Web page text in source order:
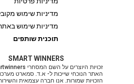
מדיניות שימוש
מדיניות שימוש
תוכנית שותפים
SMART WINNERS
האתר הנוכחי שייכות ל- א.ד. סמארט
הזכויות שמורות. אנו חברה עצמאית